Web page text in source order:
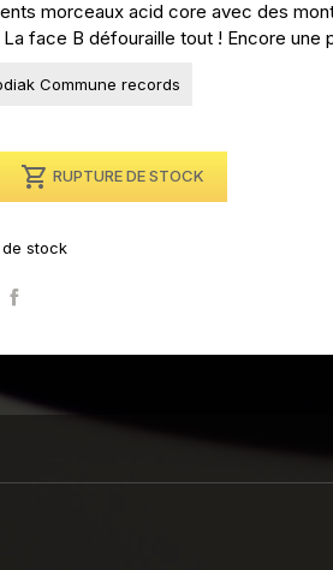
morceaux acid core avec des
face B défouraille tout ! Encore une
Commune records
 RUPTURE DE STOCK
stock